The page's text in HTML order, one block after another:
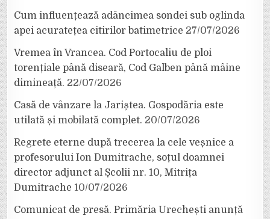
Cum influențează adâncimea sondei sub oglinda
apei acuratețea citirilor batimetrice 27/07/2026
Vremea în Vrancea. Cod Portocaliu de ploi
torențiale până diseară, Cod Galben până mâine
dimineață. 22/07/2026
Casă de vânzare la Jariștea. Gospodăria este
utilată și mobilată complet. 20/07/2026
Regrete eterne după trecerea la cele veșnice a
profesorului Ion Dumitrache, soțul doamnei
director adjunct al Școlii nr. 10, Mitrița
Dumitrache 10/07/2026
Comunicat de presă. Primăria Urechești anunță